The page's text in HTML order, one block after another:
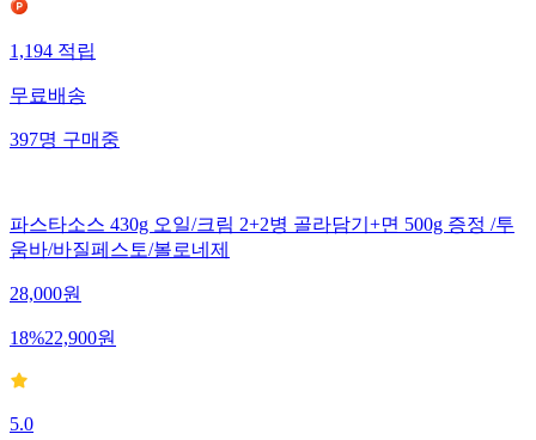
1,194적립
무료배송
397명구매중
파스타소스 430g 오일/크림 2+2병 골라담기+면 500g 증정 /투
움바/바질페스토/볼로네제
28,000원
18%22,900원
5.0